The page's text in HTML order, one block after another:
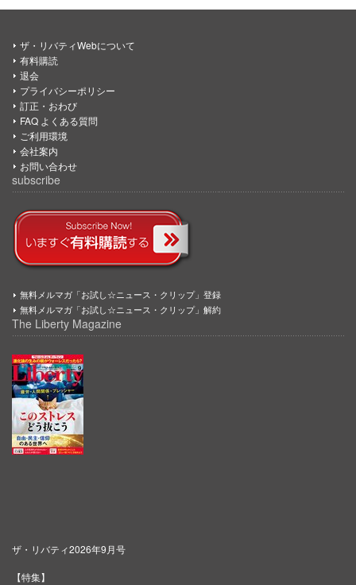
ザ・リバティWebについて
有料購読
退会
プライバシーポリシー
訂正・おわび
FAQ よくある質問
ご利用環境
会社案内
お問い合わせ
subscribe
無料メルマガ「お試し☆ニュース・クリップ」登録
無料メルマガ「お試し☆ニュース・クリップ」解約
The Liberty Magazine
ザ・リバティ2026年9月号
【特集】